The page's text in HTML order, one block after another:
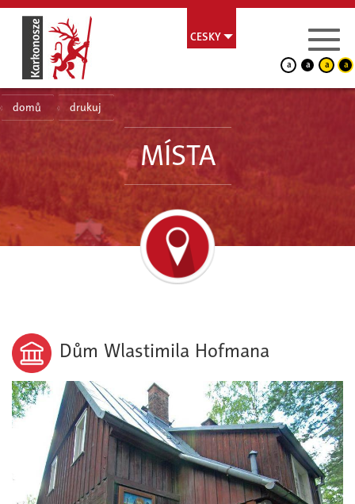
CESKY
a a a a
domů drukuj
MÍSTA
Dům Wlastimila Hofmana